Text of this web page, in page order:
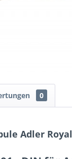
0
Adler